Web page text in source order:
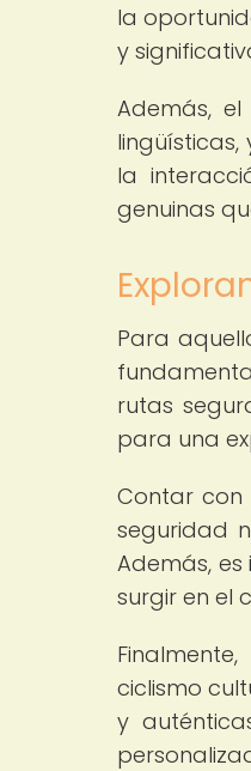
la
y
Además,
la
genuinas
Para
rutas
para una
Contar
seguridad
Además,
surgir en el
ciclismo
y